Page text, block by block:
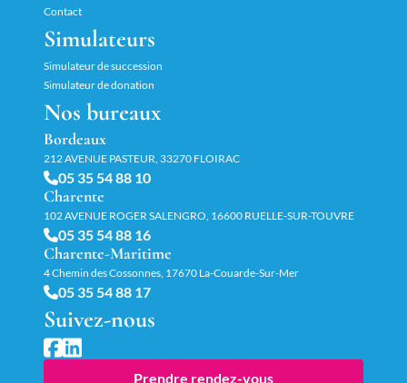
Contact
Simulateurs
Simulateur de succession
Simulateur de donation
Nos bureaux
Bordeaux
212 AVENUE PASTEUR, 33270 FLOIRAC
05 35 54 88 10
Charente
102 AVENUE ROGER SALENGRO, 16600 RUELLE-SUR-TOUVRE
05 35 54 88 16
Charente-Maritime
4 Chemin des Cossonnes, 17670 La-Couarde-Sur-Mer
05 35 54 88 17
Suivez-nous
Prendre rendez-vous